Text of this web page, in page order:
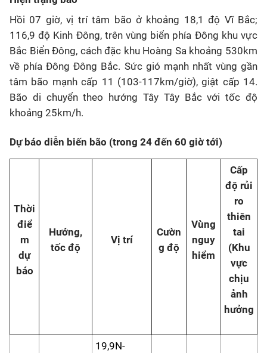
Hồi 07 giờ, vị trí tâm bão ở khoảng 18,1 độ Vĩ Bắc;
116,9 độ Kinh Đông, trên vùng biển phía Đông khu vực
Bắc Biển Đông, cách đặc khu Hoàng Sa khoảng 530km
về phía Đông Đông Bắc. Sức gió mạnh nhất vùng gần
tâm bão mạnh cấp 11 (103-117km/giờ), giật cấp 14.
Bão di chuyển theo hướng Tây Tây Bắc với tốc độ
khoảng 25km/h.
Dự báo diễn biến bão (trong 24 đến 60 giờ tới)
Thời
điể
m
dự
báo
Hướng,
tốc độ
Vị trí
Cườn
g độ
Vùng
nguy
hiểm
Cấp
độ rủi
ro
thiên
tai
(Khu
vực
chịu
ảnh
hưởng
19,9N-